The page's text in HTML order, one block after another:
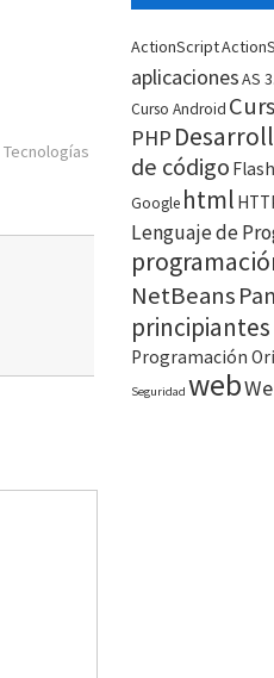
Tecnologías
ActionScript
aplicacionesAS
Curso Android
PHP
de código Flash
Google html
Lenguaje de
NetBeans
principiantes
Programación
Seguridad web